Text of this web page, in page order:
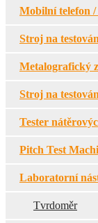
Mobilní telefon
Stroj na
Metalografický
Stroj na
Tester
Pitch Test
Laboratorní
Tvrdoměr